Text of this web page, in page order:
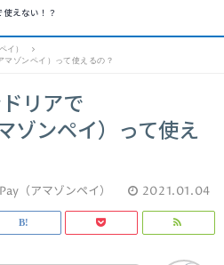
えない！？
イ）
ゾンペイ）って使えるの？
リアで
ゾンペイ）って使え
（アマゾンペイ） 2021.01.04